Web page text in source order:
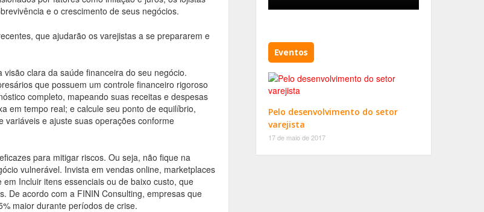
e o crescimento de seus negócios.
que ajudarão os varejistas a se prepararem e
clara da saúde financeira do seu negócio.
que possuem um controle financeiro rigoroso
completo, mapeando suas receitas e despesas
em tempo real; e calcule seu ponto de equilíbrio,
e ajuste suas operações conforme
para mitigar riscos. Ou seja, não fique na
vulnerável. Invista em vendas online, marketplaces
Incluir itens essenciais ou de baixo custo, que
De acordo com a FININ Consulting, empresas que
maior durante períodos de crise.
Eventos
Pelo desenvolvimento do setor
varejista
17 de maio de 2017